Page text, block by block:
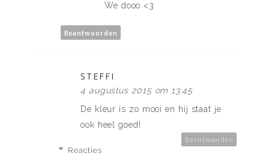
We dooo <3
Beantwoorden
STEFFI
4 augustus 2015 om 13:45
De kleur is zo mooi en hij staat je
ook heel goed!
Beantwoorden
Reacties